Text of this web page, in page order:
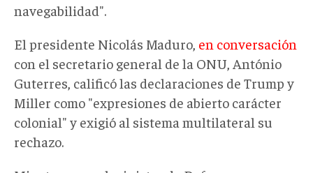
navegabilidad".
El presidente Nicolás Maduro, en conversación
con el secretario general de la ONU, António
Guterres, calificó las declaraciones de Trump y
Miller como "expresiones de abierto carácter
colonial" y exigió al sistema multilateral su
rechazo.